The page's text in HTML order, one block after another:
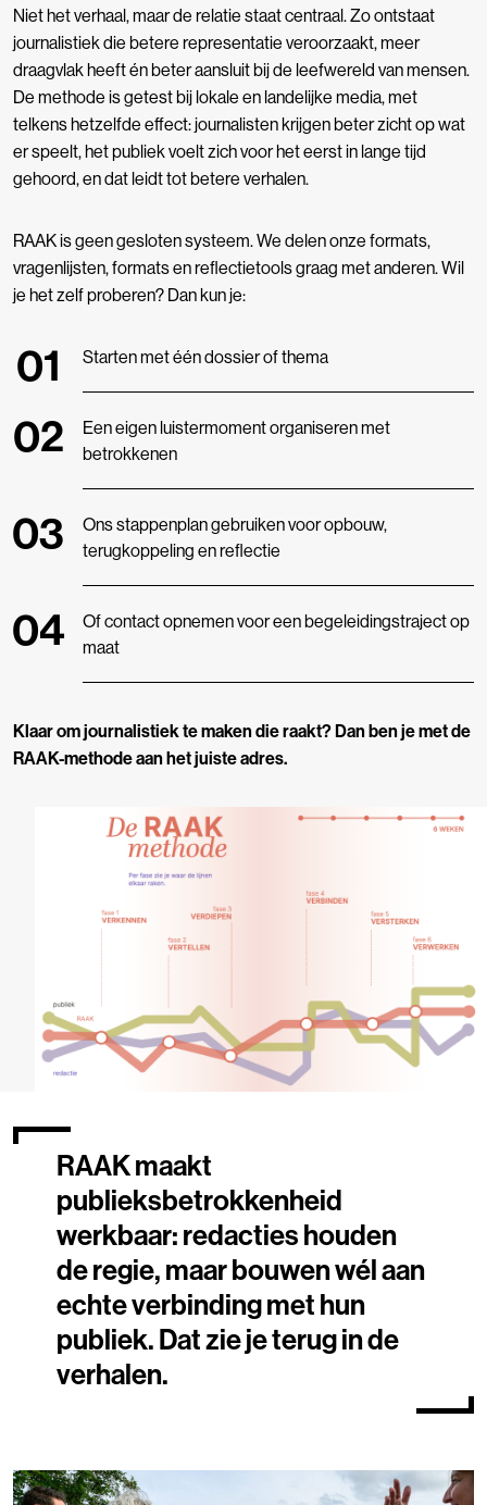
Niet het verhaal, maar de relatie staat centraal. Zo ontstaat
journalistiek die betere representatie veroorzaakt, meer
draagvlak heeft én beter aansluit bij de leefwereld van mensen.
De methode is getest bij lokale en landelijke media, met
telkens hetzelfde effect: journalisten krijgen beter zicht op wat
er speelt, het publiek voelt zich voor het eerst in lange tijd
gehoord, en dat leidt tot betere verhalen.
RAAK is geen gesloten systeem. We delen onze formats,
vragenlijsten, formats en reflectietools graag met anderen. Wil
je het zelf proberen? Dan kun je:
Starten met één dossier of thema
Een eigen luistermoment organiseren met
betrokkenen
Ons stappenplan gebruiken voor opbouw,
terugkoppeling en reflectie
Of contact opnemen voor een begeleidingstraject op
maat
Klaar om journalistiek te maken die raakt? Dan ben je met de
RAAK-methode aan het juiste adres.
RAAK maakt
publieksbetrokkenheid
werkbaar: redacties houden
de regie, maar bouwen wél aan
echte verbinding met hun
publiek. Dat zie je terug in de
verhalen.